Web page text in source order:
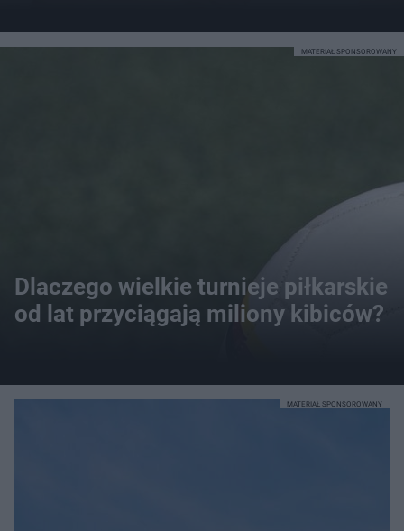
Dlaczego wielkie turnieje piłkarskie
od lat przyciągają miliony kibiców?
MATERIAŁ SPONSOROWANY
MATERIAŁ SPONSOROWANY